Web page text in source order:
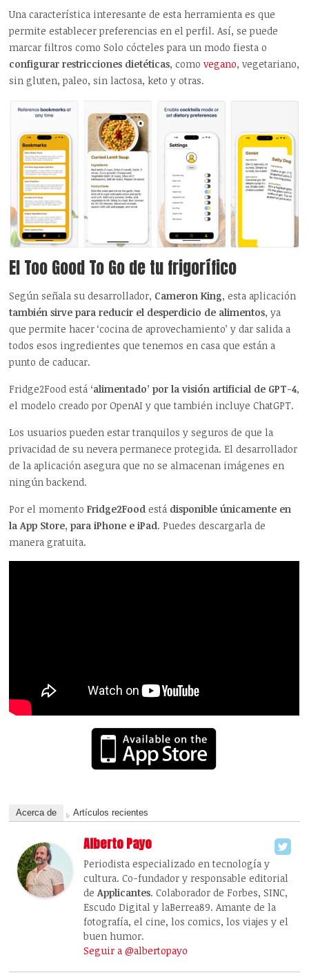
Una característica interesante de esta herramienta es que
permite establecer preferencias en el perfil. Así, se puede
marcar filtros como Solo cócteles para un modo fiesta o
configurar restricciones dietéticas, comovegano, vegetariano,
sin gluten, paleo, sin lactosa, keto y otras.
El Too Good To Go de tu frigorífico
Según señala su desarrollador, Cameron King, esta aplicación
también sirve para reducir el desperdicio de alimentos, ya
que permite hacer ‘cocina de aprovechamiento’ y dar salida a
todos esos ingredientes que tenemos en casa que están a
punto de caducar.
Fridge2Food está ‘alimentado’ por la visión artificial de GPT-4,
el modelo creado por OpenAI y que también incluye ChatGPT.
Los usuarios pueden estar tranquilos y seguros de que la
privacidad de su nevera permanece protegida. El desarrollador
de la aplicación asegura que no se almacenan imágenes en
ningún backend.
Por el momentoFridge2Food está disponible únicamente en
la App Store, para iPhone e iPad. Puedes descargarla de
manera gratuita.
Acerca de Artículos recientes
Alberto Payo
Periodista especializado en tecnología y
cultura. Co-fundador y responsable editorial
deApplicantes. Colaborador de Forbes, SINC,
Escudo Digital y laBerrea89. Amante de la
fotografía, el cine, los comics, los viajes y el
buen humor.
Seguir a @albertopayo